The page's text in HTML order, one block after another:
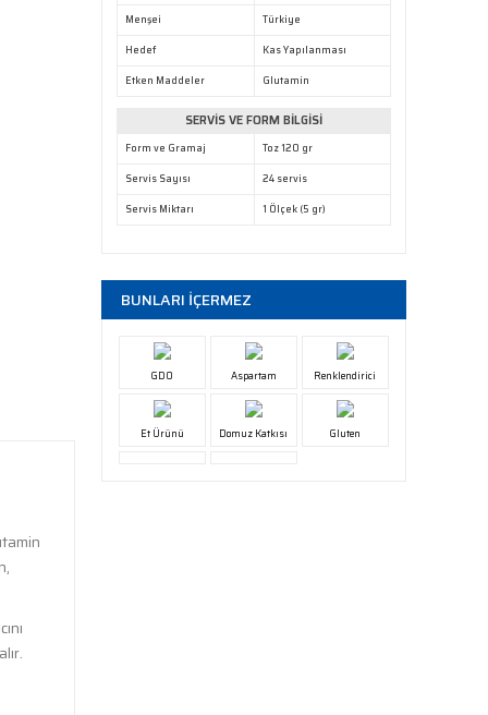
Menşei
Türkiye
Hedef
Kas Yapılanması
Etken Maddeler
Glutamin
SERVİS VE FORM BİLGİSİ
Form ve Gramaj
Toz 120 gr
Servis Sayısı
24 servis
Servis Miktarı
1 Ölçek (5 gr)
BUNLARI İÇERMEZ
GDO Aspartam Renklendirici
Et Ürünü Domuz Katkısı Gluten